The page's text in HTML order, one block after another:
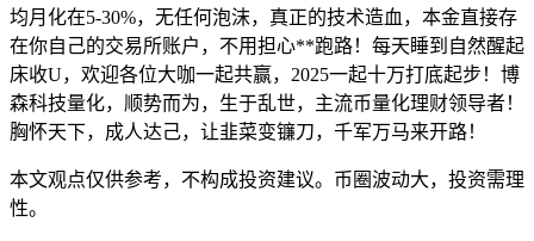
均月化在5-30%，无任何泡沫，真正的技术造血，本金直接存
在你自己的交易所账户，不用担心**跑路！每天睡到自然醒起
床收U，欢迎各位大咖一起共赢，2025一起十万打底起步！博
森科技量化，顺势而为，生于乱世，主流币量化理财领导者！
胸怀天下，成人达己，让韭菜变镰刀，千军万马来开路！
本文观点仅供参考，不构成投资建议。币圈波动大，投资需理
性。